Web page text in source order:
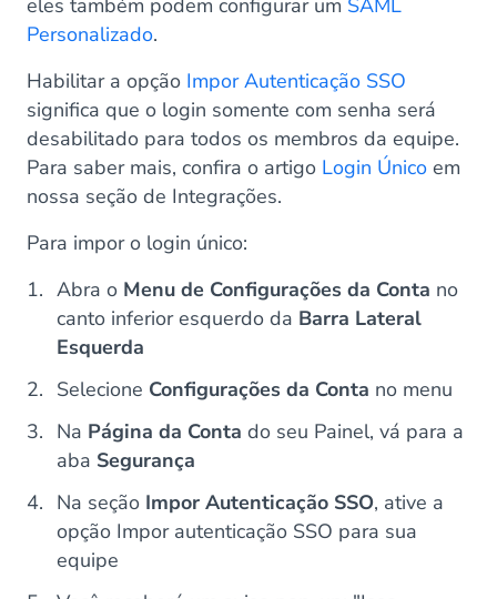
eles também podem configurar um SAML
Personalizado.
Habilitar a opção Impor Autenticação SSO
significa que o login somente com senha será
desabilitado para todos os membros da equipe.
Para saber mais, confira o artigo Login Único em
nossa seção de Integrações.
Para impor o login único:
Abra o Menu de Configurações da Conta no
canto inferior esquerdo da Barra Lateral
Esquerda
Selecione Configurações da Conta no menu
Na Página da Conta do seu Painel, vá para a
aba Segurança
Na seção Impor Autenticação SSO, ative a
opção Impor autenticação SSO para sua
equipe